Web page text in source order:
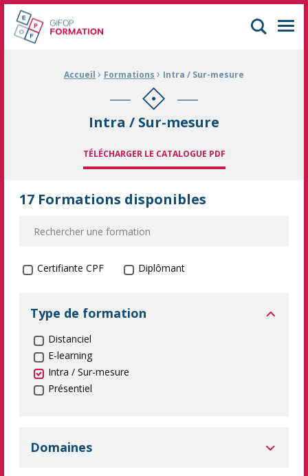
GIFOP Formation Centre de formation continue à Mulhouse
Fil d'Ariane :Accueil › Formations › Intra / Sur-mesure
Intra / Sur-mesure
TÉLÉCHARGER LE CATALOGUE PDF
17 Formations disponibles
Formation certifiante
Certifiante CPF Diplômant
Type de formation
Distanciel
E-learning
Intra / Sur-mesure
Présentiel
Domaines